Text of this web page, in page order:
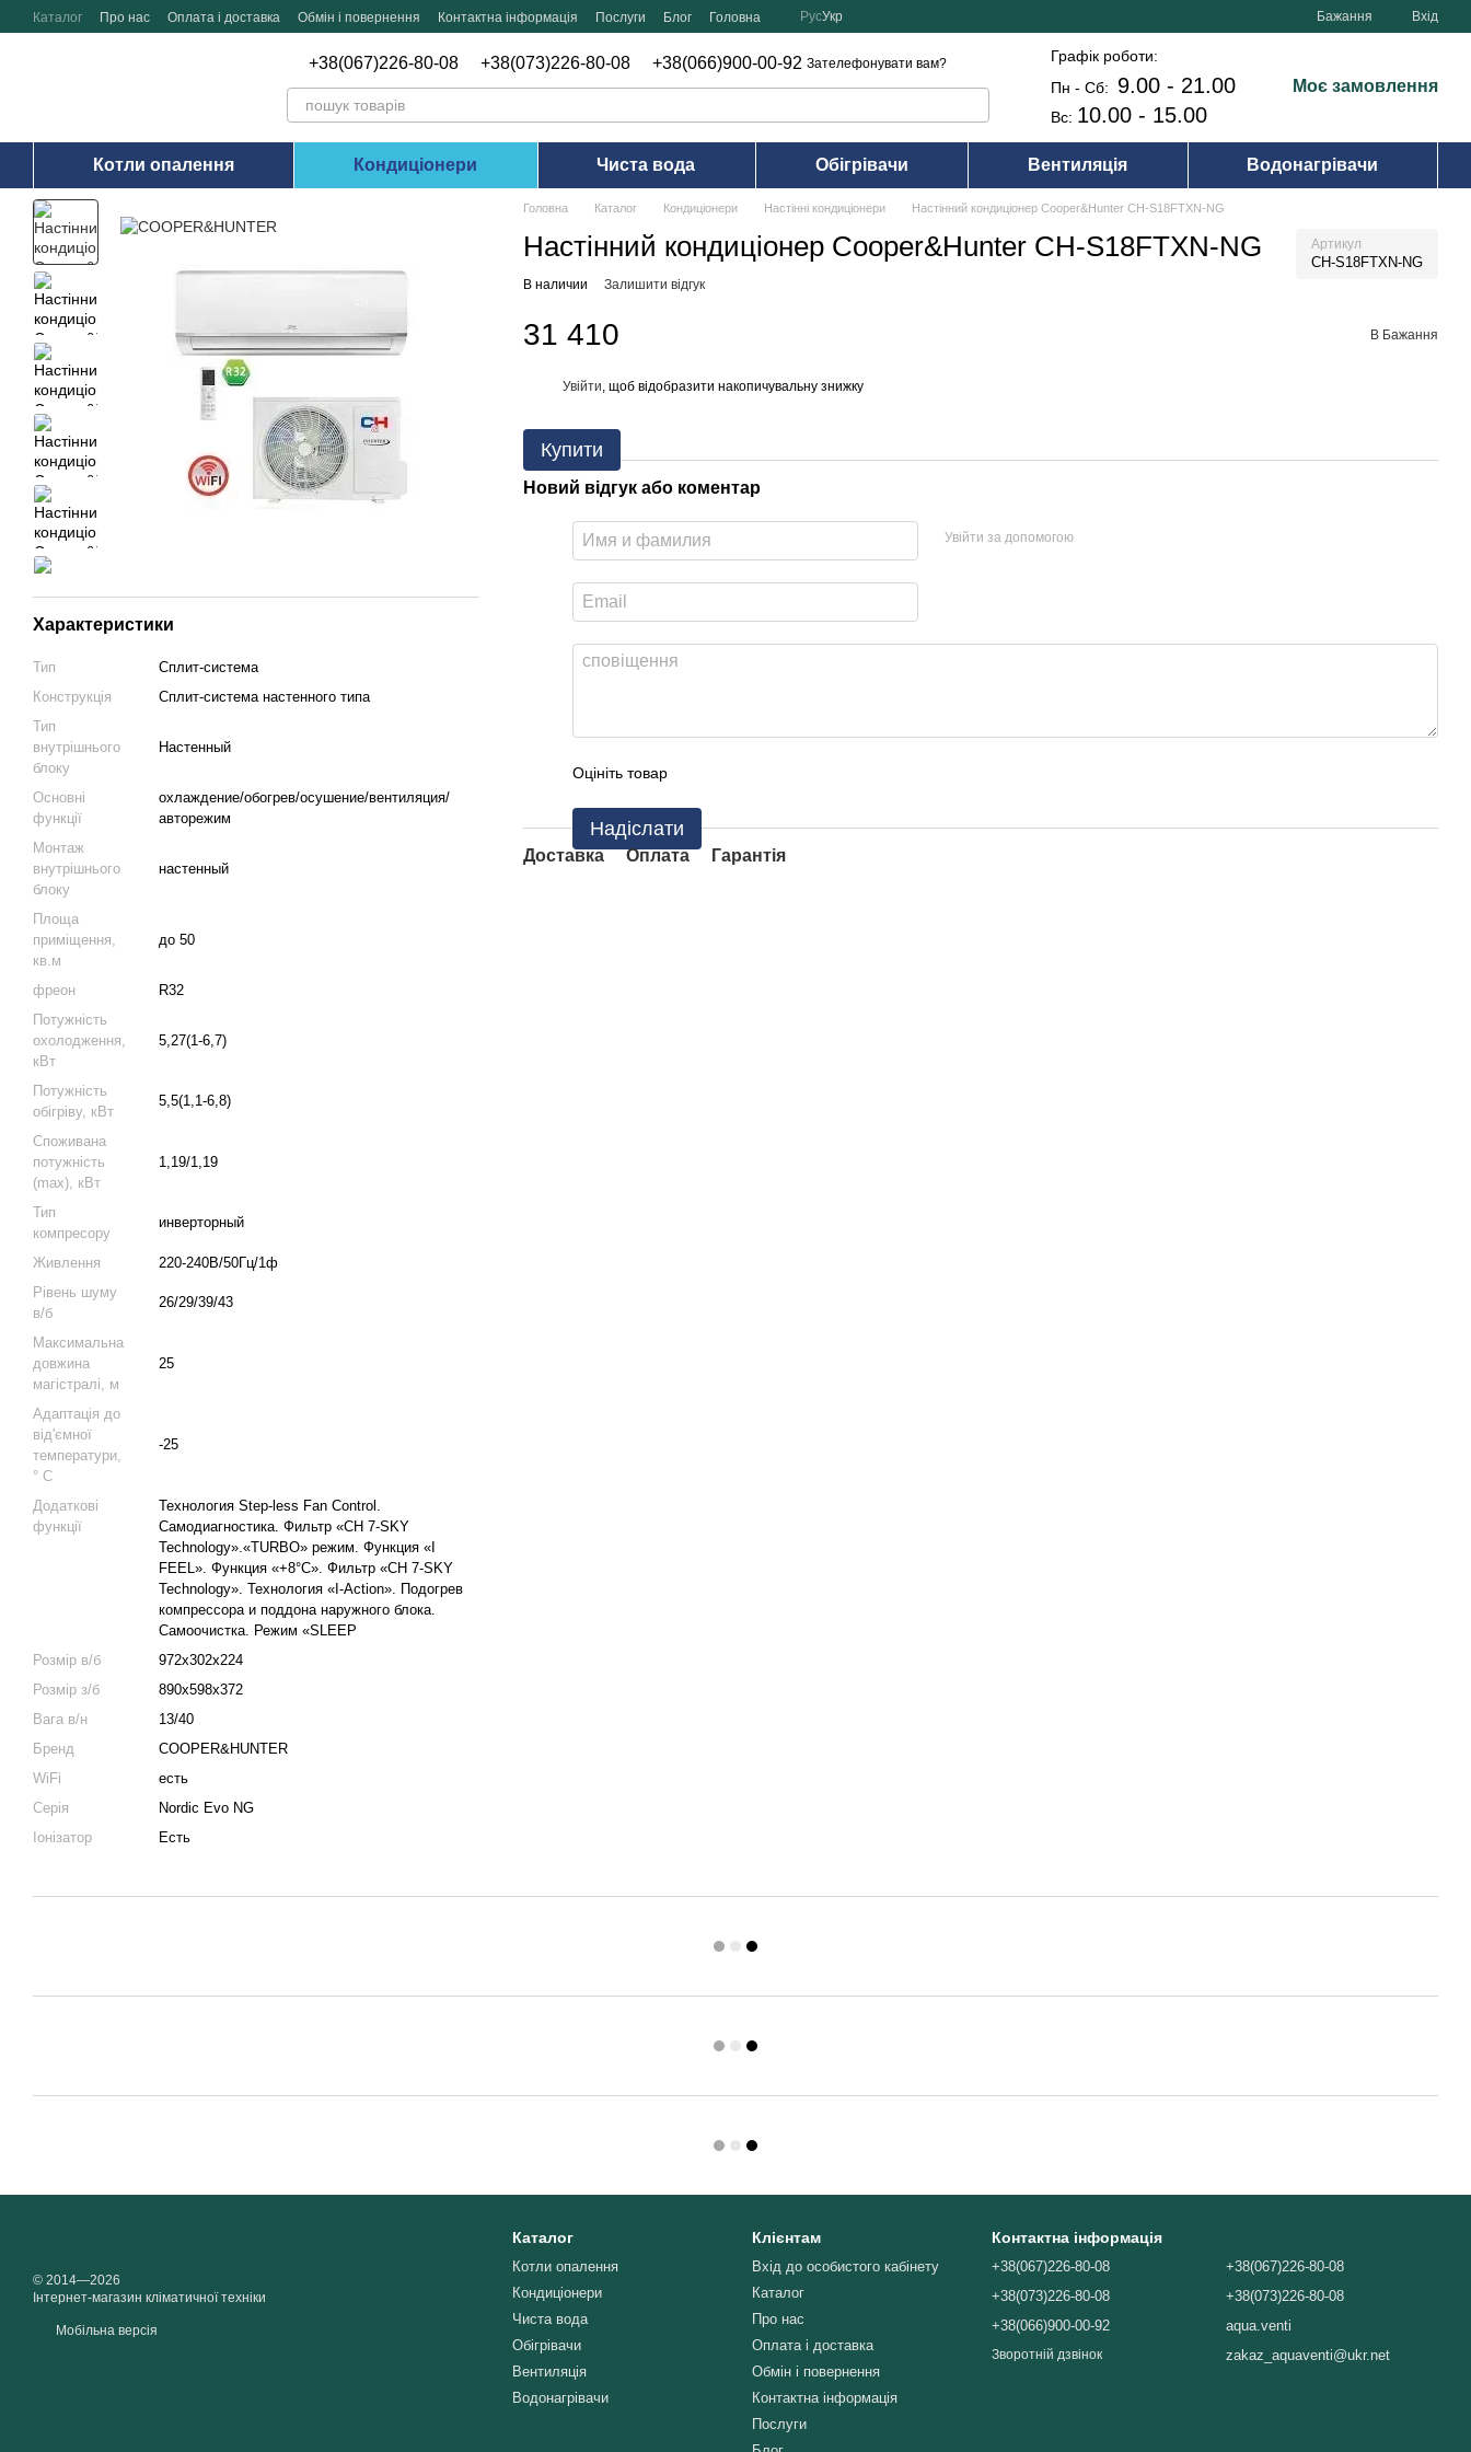
Перейти до основного контенту
Каталог Про нас Оплата і доставка Обмін і повернення Контактна інформація Послуги Блог Головна РусУкр Бажання Вхід
+38(067)226-80-08 +38(073)226-80-08 +38(066)900-00-92 Зателефонувати вам?
Графік роботи:
Пн - Сб: 9.00 - 21.00
Вс: 10.00 - 15.00
Моє замовлення
Котли опалення Кондиціонери Чиста вода Обігрівачи Вентиляція Водонагрівачи
Характеристики
Тип
Сплит-система
Конструкція
Cплит-система настенного типа
Тип
внутрішнього
блоку
Настенный
Основні
функції
охлаждение/обогрев/осушение/вентиляция/
авторежим
Монтаж
внутрішнього
блоку
настенный
Площа
приміщення,
кв.м
до 50
фреон
R32
Потужність
охолодження,
кВт
5,27(1-6,7)
Потужність
обігріву, кВт
5,5(1,1-6,8)
Споживана
потужність
(max), кВт
1,19/1,19
Тип
компресору
инверторный
Живлення
220-240В/50Гц/1ф
Рівень шуму
в/б
26/29/39/43
Максимальна
довжина
магістралі, м
25
Адаптація до
від'ємної
температури,
° C
-25
Додаткові
функції
Технология Step-less Fan Control.
Самодиагностика. Фильтр «CH 7-SKY
Technology».«TURBO» режим. Функция «I
FEEL». Функция «+8°С». Фильтр «CH 7-SKY
Technology». Технология «I-Action». Подогрев
компрессора и поддона наружного блока.
Самоочистка. Режим «SLЕЕР
Розмір в/б
972х302х224
Розмір з/б
890х598х372
Вага в/н
13/40
Бренд
COOPER&HUNTER
WiFi
есть
Серія
Nordic Evo NG
Іонізатор
Есть
Головна Каталог Кондиціонери Настінні кондиціонери Настінний кондиціонер Cooper&Hunter CH-S18FTXN-NG
Настінний кондиціонер Cooper&Hunter CH-S18FTXN-NG Артикул
CH-S18FTXN-NG
В наличии Залишити відгук
31 410 В Бажання
Увійти , щоб відобразити накопичувальну знижку
Купити
Новий відгук або коментар
Увійти за допомогою
Оцініть товар
Надіслати
Доставка Оплата Гарантія
© 2014—2026
Інтернет-магазин кліматичної техніки
Мобільна версія
Каталог
Котли опалення
Кондиціонери
Чиста вода
Обігрівачи
Вентиляція
Водонагрівачи
Клієнтам
Вхід до особистого кабінету
Каталог
Про нас
Оплата і доставка
Обмін і повернення
Контактна інформація
Послуги
Контактна інформація
+38(067)226-80-08
+38(073)226-80-08
+38(066)900-00-92
Зворотній дзвінок
+38(067)226-80-08
+38(073)226-80-08
aqua.venti
zakaz_aquaventi@ukr.net